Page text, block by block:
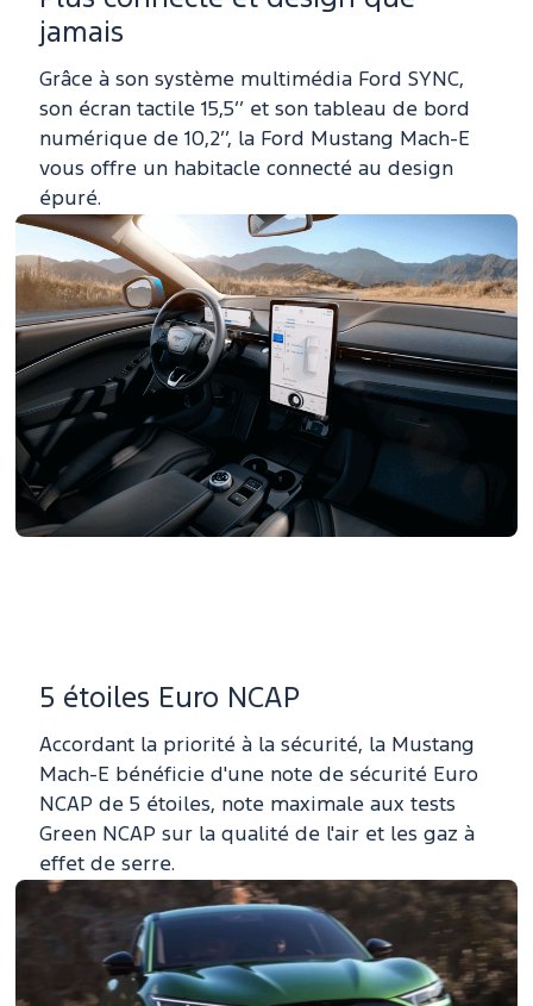
jamais
Grâce à son système multimédia Ford SYNC,
son écran tactile 15,5’’ et son tableau de bord
numérique de 10,2’’, la Ford Mustang Mach-E
vous offre un habitacle connecté au design
épuré.
5 étoiles Euro NCAP
Accordant la priorité à la sécurité, la Mustang
Mach-E bénéficie d'une note de sécurité Euro
NCAP de 5 étoiles, note maximale aux tests
Green NCAP sur la qualité de l'air et les gaz à
effet de serre.